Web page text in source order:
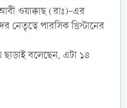
আবী ওয়াক্কাছ (রাঃ)-এর
নেতৃত্বে পারসিক খ্রিস্টানের
বলেছেন, এটা ১৪